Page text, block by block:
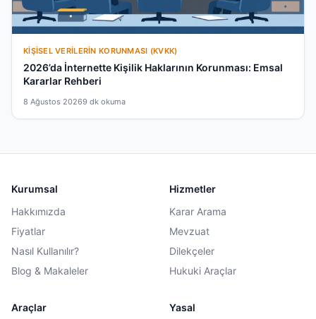
KIŞISEL VERILERIN KORUNMASI (KVKK)
2026’da İnternette Kişilik Haklarının Korunması: Emsal
Kararlar Rehberi
8 Ağustos 20269 dk okuma
Kurumsal
Hakkımızda
Fiyatlar
Nasıl Kullanılır?
Blog & Makaleler
Hizmetler
Karar Arama
Mevzuat
Dilekçeler
Hukuki Araçlar
Araçlar Yasal